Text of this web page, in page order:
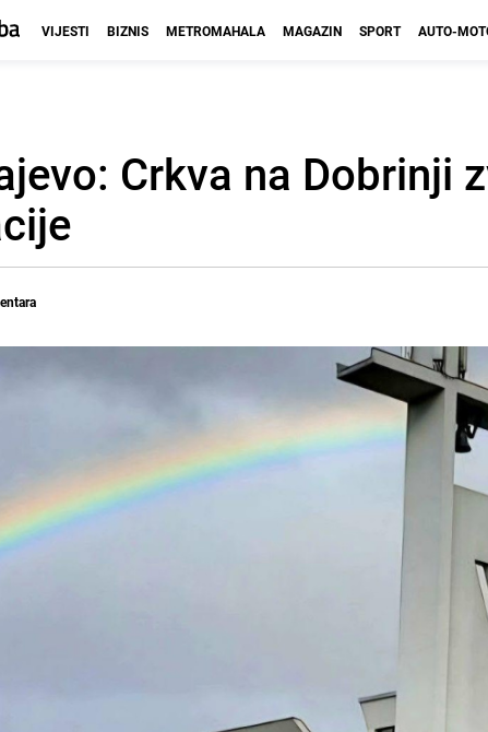
VIJESTI BIZNIS METROMAHALA MAGAZIN SPORT AUTO-
Crkva na Dobrinji